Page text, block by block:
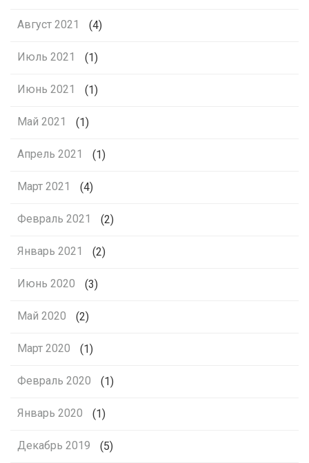
Август 2021 (4)
Июль 2021 (1)
Июнь 2021 (1)
Май 2021 (1)
Апрель 2021 (1)
Март 2021 (4)
Февраль 2021 (2)
Январь 2021 (2)
Июнь 2020 (3)
Май 2020 (2)
Март 2020 (1)
Февраль 2020 (1)
Январь 2020 (1)
Декабрь 2019 (5)